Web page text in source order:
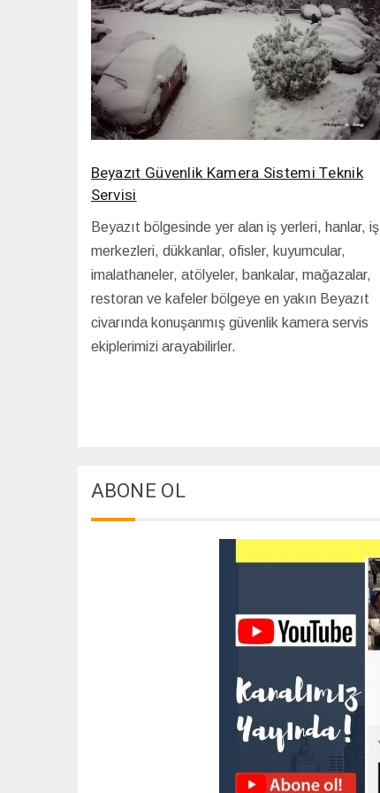
Beyazıt Güvenlik Kamera Sistemi Teknik
Servisi
Beyazıt bölgesinde yer alan iş yerleri, hanlar, iş
merkezleri, dükkanlar, ofisler, kuyumcular,
imalathaneler, atölyeler, bankalar, mağazalar,
restoran ve kafeler bölgeye en yakın Beyazıt
civarında konuşanmış güvenlik kamera servis
ekiplerimizi arayabilirler.
ABONE OL